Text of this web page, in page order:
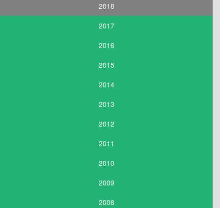
2018
2017
2016
2015
2014
2013
2012
2011
2010
2009
2008